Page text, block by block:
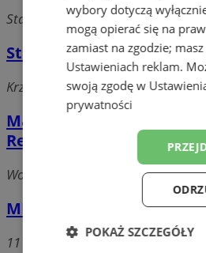
Stalmacha, 41-500 Chorzów
Studio FOTOOBRAZEK
Krzyżowa, 41-500 Chorzów
Marcel Żak DoWidzenia -
Reklamowa
Wolnośći, 41-500 Chorzów
MPS Poligrafia
11 listopada, 41-500 Chorzów
wybory dotyczą
mogą opierać się na
zamiast na zgodzie;
Ustawieniach reklam.
swoją zgodę w
prywatności
POKAŻ SZCZEGÓŁY